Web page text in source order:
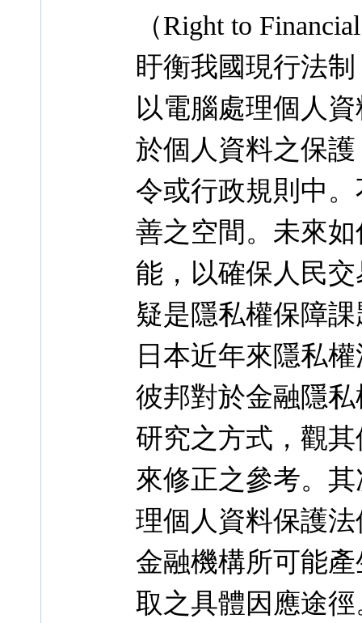
（Right to
盱衡我國現行法
以電腦處理個人
於個人資料之保
令或行政規則中
善之空間。未來
能，以確保人民
疑是隱私權保障
日本近年來隱私
彼邦對於金融隱
研究之方式，觀
來修正之參考。
理個人資料保護
金融機構所可能
取之具體因應途